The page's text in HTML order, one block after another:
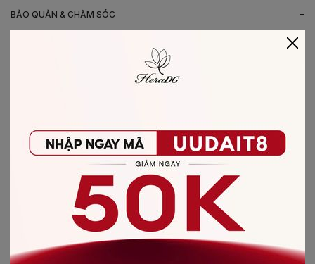
BẢO QUẢN & CHĂM SÓC -
- Không giặt sản phẩm với thuốc tẩy có chứa Clo
- Không nên giặt chung các sản phẩm khác màu với nhau
- Ủi ở nhiệt độ thấp, nên lật mặt trái sản phẩm, không ủi trực tiếp lên hình
CHẤT LIỆU SẢN PHẨM
vải dạ Tweed
CÓ THỂ BẠN SẼ THÍCH
-40% -30%